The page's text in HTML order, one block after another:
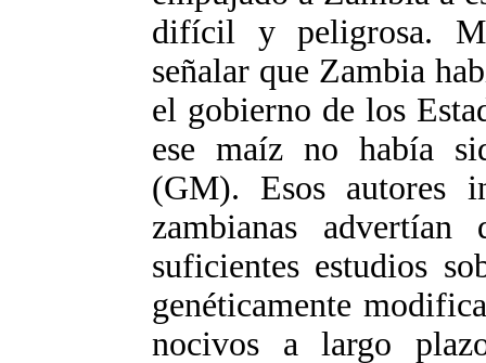
difícil y peligrosa.
señalar que Zambia
el gobierno de los
ese maíz no había
(GM). Esos autores
zambianas
suficientes estudios
genéticamente
nocivos a largo